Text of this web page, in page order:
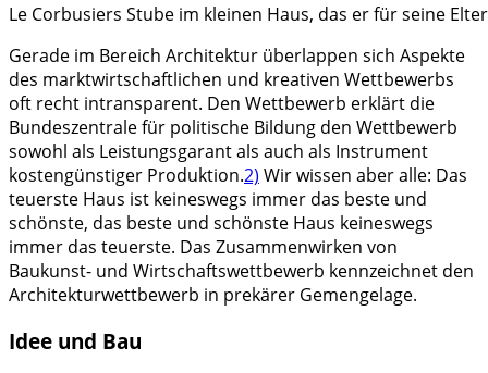
Le Corbusiers Stube im kleinen Haus, das er für seine
Gerade im Bereich Architektur überlappen sich Aspekte
des marktwirtschaftlichen und kreativen Wettbewerbs
oft recht intransparent. Den Wettbewerb erklärt die
Bundeszentrale für politische Bildung den Wettbewerb
sowohl als Leistungsgarant als auch als Instrument
kostengünstiger Produktion.2) Wir wissen aber alle: Das
teuerste Haus ist keineswegs immer das beste und
schönste, das beste und schönste Haus keineswegs
immer das teuerste. Das Zusammenwirken von
Baukunst- und Wirtschaftswettbewerb kennzeichnet den
Architekturwettbewerb in prekärer Gemengelage.
Idee und Bau